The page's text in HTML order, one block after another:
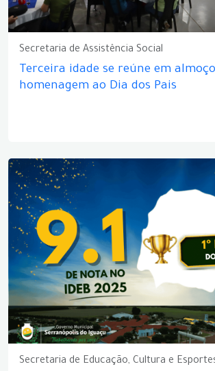
Secretaria de Assistência Social
Terceira idade se reúne em
homenagem ao Dia dos Pais
Secretaria de Educação, Cultura e